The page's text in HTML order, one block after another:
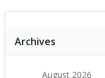
Archives
August 2026